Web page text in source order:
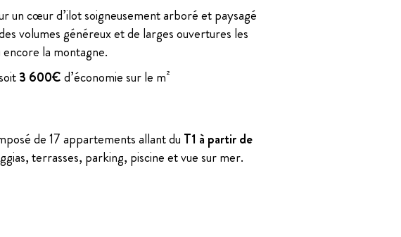
un cœur d’ilot soigneusement arboré et paysagé
volumes généreux et de larges ouvertures les
la montagne.
3 600€d’économie sur le m²
de 17 appartements allant du T1 à partir de
terrasses, parking, piscine et vue sur mer.